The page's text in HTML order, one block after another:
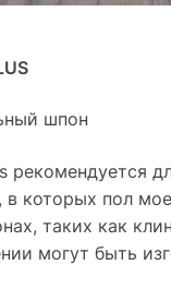
шпон
рекомендуется
которых пол
таких как
могут быть